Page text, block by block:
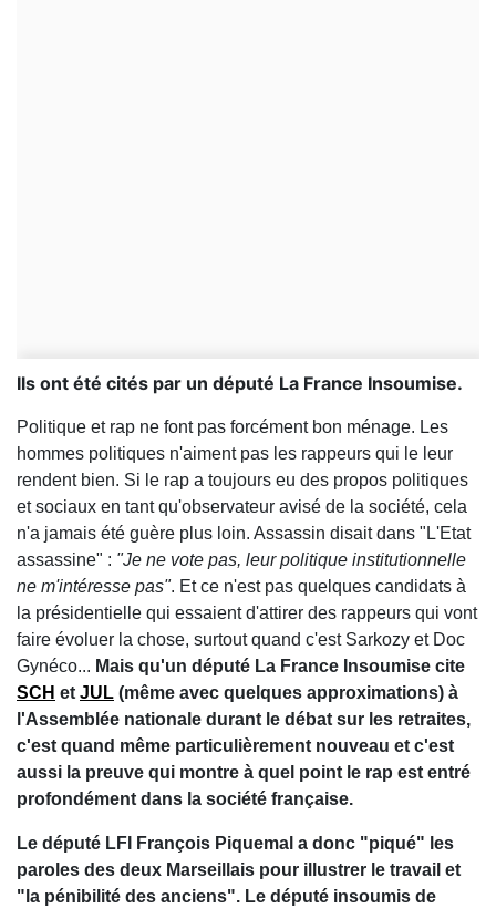
Ils ont été cités par un député La France Insoumise.
Politique et rap ne font pas forcément bon ménage. Les
hommes politiques n'aiment pas les rappeurs qui le leur
rendent bien. Si le rap a toujours eu des propos politiques
et sociaux en tant qu'observateur avisé de la société, cela
n'a jamais été guère plus loin. Assassin disait dans "L'Etat
assassine" : "Je ne vote pas, leur politique institutionnelle
ne m'intéresse pas". Et ce n'est pas quelques candidats à
la présidentielle qui essaient d'attirer des rappeurs qui vont
faire évoluer la chose, surtout quand c'est Sarkozy et Doc
Gynéco... Mais qu'un député La France Insoumise cite
SCH et JUL (même avec quelques approximations) à
l'Assemblée nationale durant le débat sur les retraites,
c'est quand même particulièrement nouveau et c'est
aussi la preuve qui montre à quel point le rap est entré
profondément dans la société française.
Le député LFI François Piquemal a donc "piqué" les
paroles des deux Marseillais pour illustrer le travail et
"la pénibilité des anciens". Le député insoumis de